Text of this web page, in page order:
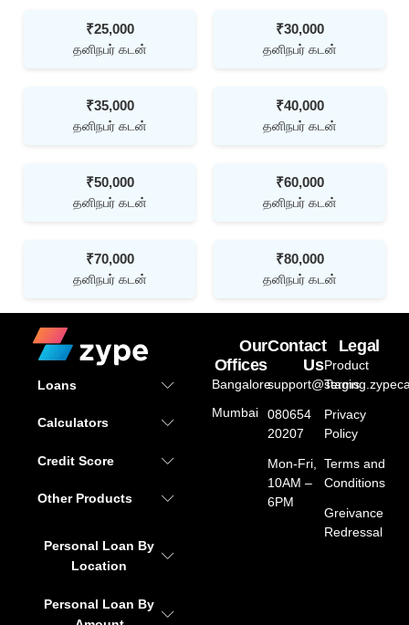
₹25,000
தனிநபர் கடன்
₹30,000
தனிநபர் கடன்
₹35,000
தனிநபர் கடன்
₹40,000
தனிநபர் கடன்
₹50,000
தனிநபர் கடன்
₹60,000
தனிநபர் கடன்
₹70,000
தனிநபர் கடன்
₹80,000
தனிநபர் கடன்
Loans
Calculators
Credit Score
Other Products
Personal Loan By
Location
Personal Loan By
Our
Offices
Bangalore
Mumbai
Contact
Us
080654
20207
Mon-Fri,
10AM –
6PM
Legal
Product
Terms
Privacy
Policy
Terms and
Conditions
Greivance
Redressal